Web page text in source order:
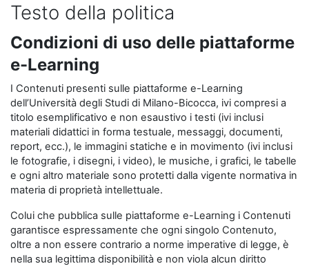
Testo della politica
Condizioni di uso delle piattaforme
e-Learning
I Contenuti presenti sulle piattaforme e-Learning
dell’Università degli Studi di Milano-Bicocca, ivi compresi a
titolo esemplificativo e non esaustivo i testi (ivi inclusi
materiali didattici in forma testuale, messaggi, documenti,
report, ecc.), le immagini statiche e in movimento (ivi inclusi
le fotografie, i disegni, i video), le musiche, i grafici, le tabelle
e ogni altro materiale sono protetti dalla vigente normativa in
materia di proprietà intellettuale.
Colui che pubblica sulle piattaforme e-Learning i Contenuti
garantisce espressamente che ogni singolo Contenuto,
oltre a non essere contrario a norme imperative di legge, è
nella sua legittima disponibilità e non viola alcun diritto